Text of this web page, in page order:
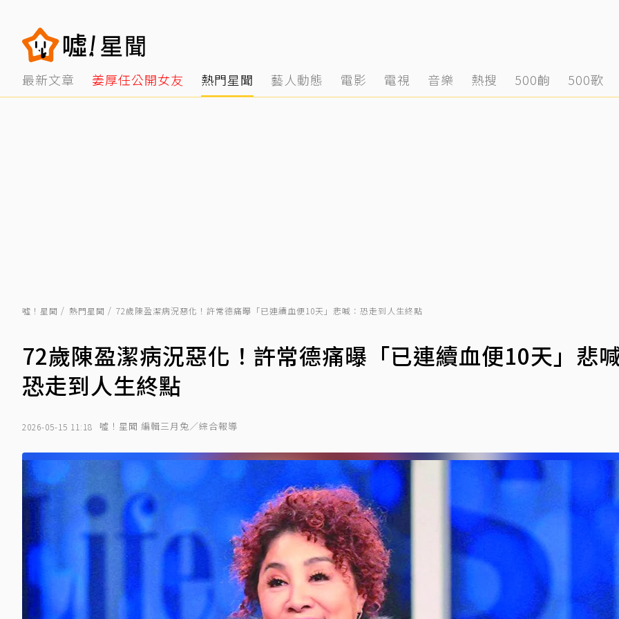
最新文章 姜厚任公開女友 熱門星聞 藝人動態 電影 電視 音樂 熱搜 500齣 500歌
噓！星聞 熱門星聞 72歲陳盈潔病況惡化！許常德痛曝「已連續血便10天」悲喊：恐走到人生終點
72歲陳盈潔病況惡化！許常德痛曝「已連續血便10天」悲
恐走到人生終點
2026-05-15 11:18 噓！星聞 編輯三月兔／綜合報導